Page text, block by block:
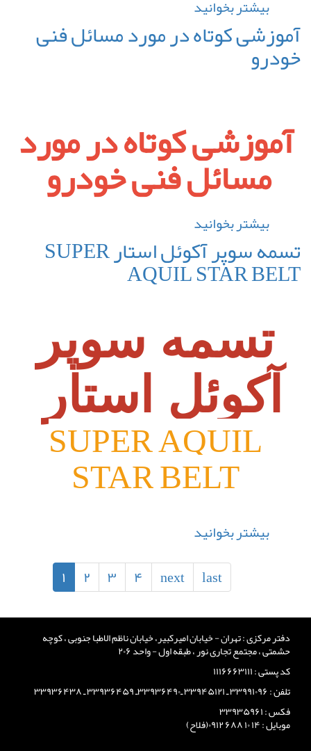
بیشتر بخوانید
انواع
گیربکس
در
اتوموبیل
آموزشی کوتاه در مورد مسائل فنی
خودرو
آموزشی کوتاه در مورد
مسائل فنی خودرو
بیشتر بخوانید
آموزشی
کوتاه
در
فنی
خودرو
تسمه سوپر آکوئل استار SUPER
AQUIL STAR BELT
تسمه سوپر
آکوئل استار
SUPER AQUIL
STAR BELT
بیشتر بخوانید
سوپر
آکوئل
استار
SUPER
AQUIL
BELT
۱ ۲ ۳ ۴ next last
دفتر مرکزی : تهران - خیابان امیرکبیر، خیابان ناظم الاطبا جنوبی ، کوچه
حشمتی ، مجتمع تجاری نور ، طبقه اول - واحد ۲۰۶
کد پستی : ۱۱۱۶۶۶۳۱۱۱
تلفن : ۳۳۹۹۱۰۹۶ ـ ۳۳۹۴۵۱۲۱ ـ۳۳۹۳۶۴۹۰ـ ۳۳۹۳۶۴۵۹ ـ ۳۳۹۳۶۴۳۸
فکس : ۳۳۹۳۵۹۶۱
موبایل : ۱۴ ۱۰ ۶۸۸ ۰۹۱۲(فلاح)